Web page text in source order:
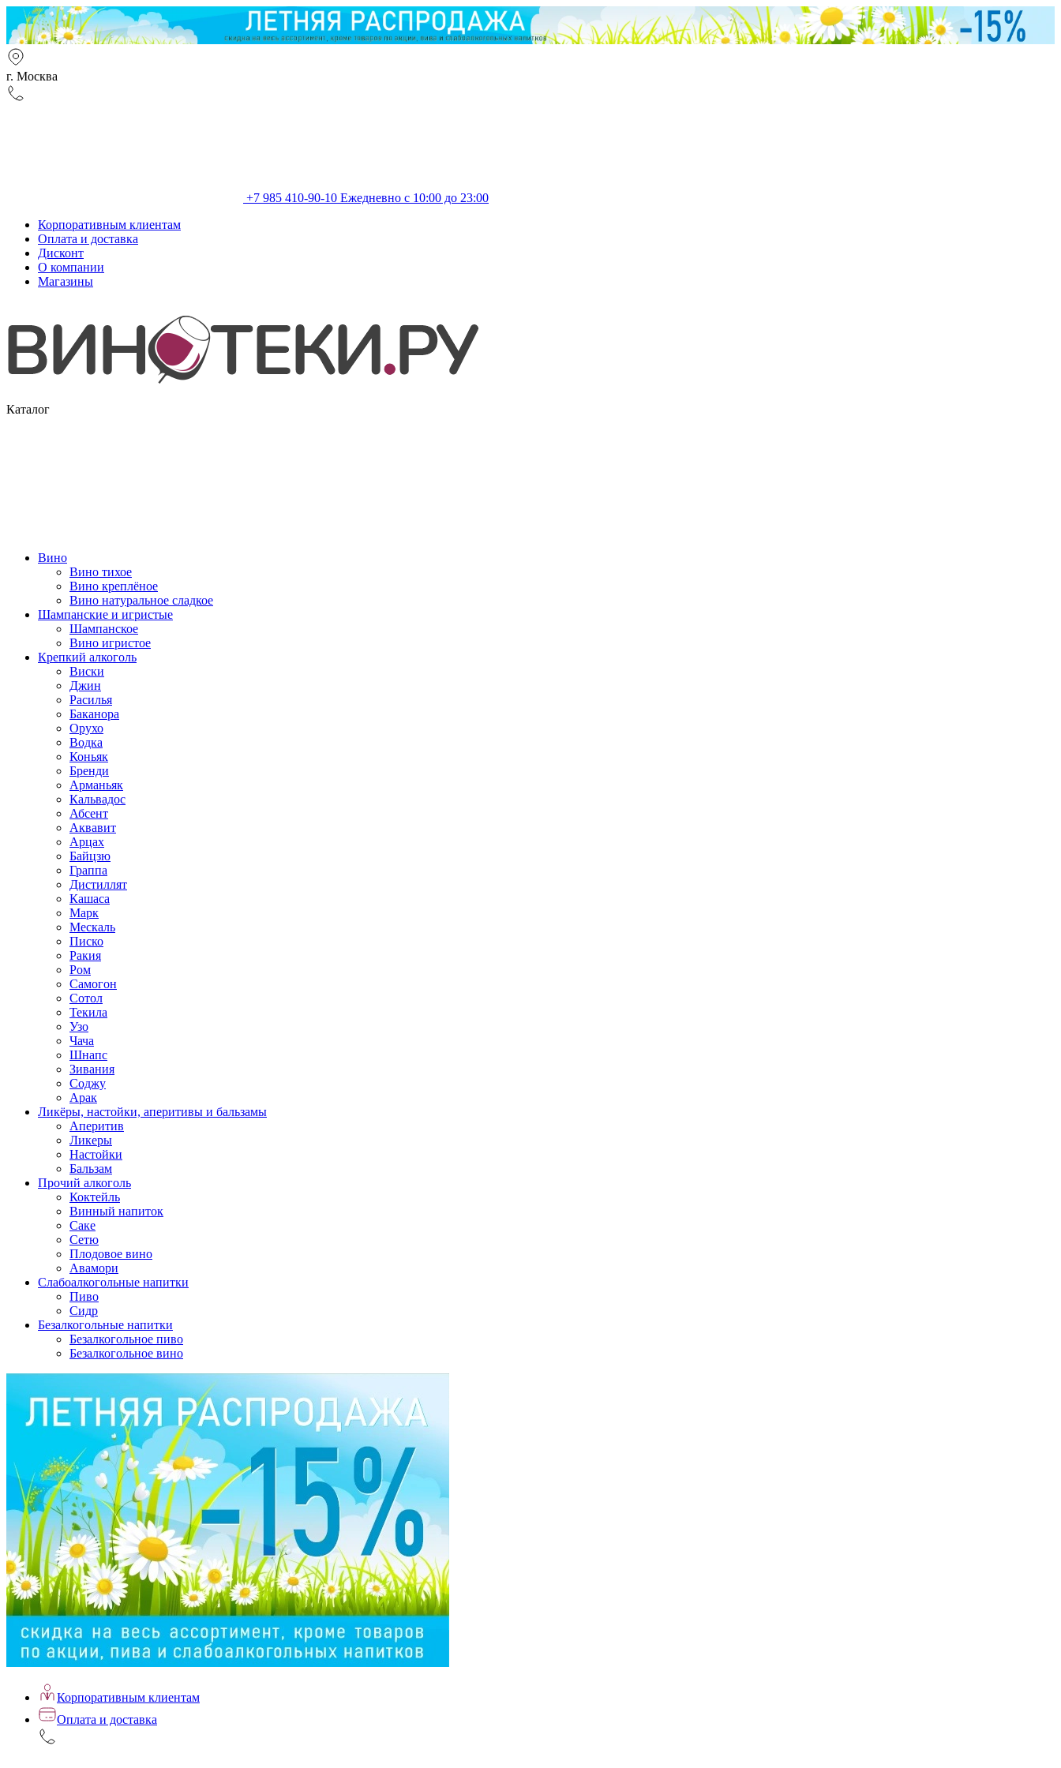
г. Москва
+7 985 410-90-10 Ежедневно с 10:00 до 23:00
Корпоративным клиентам
Оплата и доставка
Дисконт
О компании
Магазины
Каталог
Вино
Вино тихое
Вино креплёное
Вино натуральное сладкое
Шампанские и игристые
Шампанское
Вино игристое
Крепкий алкоголь
Виски
Джин
Расилья
Баканора
Орухо
Водка
Коньяк
Бренди
Арманьяк
Кальвадос
Абсент
Аквавит
Арцах
Байцзю
Граппа
Дистиллят
Кашаса
Марк
Мескаль
Писко
Ракия
Ром
Самогон
Сотол
Текила
Узо
Чача
Шнапс
Зивания
Соджу
Арак
Ликёры, настойки, аперитивы и бальзамы
Аперитив
Ликеры
Настойки
Бальзам
Прочий алкоголь
Коктейль
Винный напиток
Саке
Сетю
Плодовое вино
Авамори
Слабоалкогольные напитки
Пиво
Сидр
Безалкогольные напитки
Безалкогольное пиво
Безалкогольное вино
Корпоративным клиентам
Оплата и доставка